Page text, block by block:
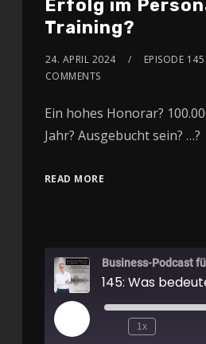
Erfolg im
Training?
24. APRIL 2024 EPISODE 145
COMMENTS
Ein hohes Honorar?
Jahr? Ausgebucht sein? …?
READ MORE
Business-Podcast
1x